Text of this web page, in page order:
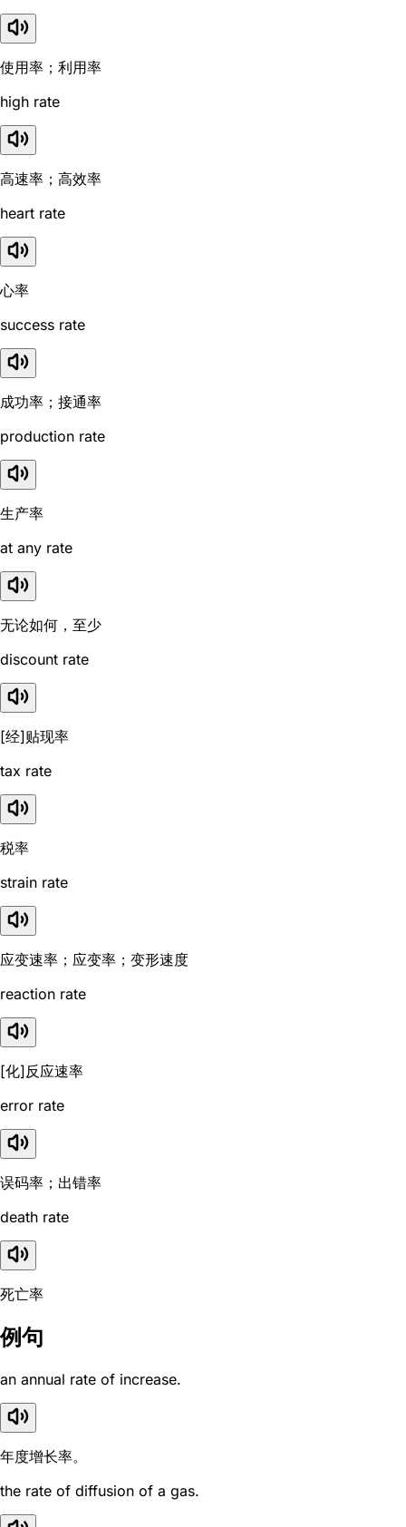
使用率；利用率
high rate
高速率；高效率
heart rate
心率
success rate
成功率；接通率
production rate
生产率
at any rate
无论如何，至少
discount rate
[经]贴现率
tax rate
税率
strain rate
应变速率；应变率；变形速度
reaction rate
[化]反应速率
error rate
误码率；出错率
death rate
死亡率
例句
an annual rate of increase.
年度增长率。
the rate of diffusion of a gas.